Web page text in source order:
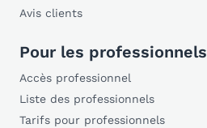
Avis clients
Pour les professionnels
Accès professionnel
Liste des professionnels
Tarifs pour professionnels